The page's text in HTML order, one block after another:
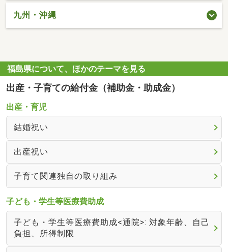
九州・沖縄
福島県について、ほかのテーマを見る
出産・子育ての給付金（補助金・助成金）
出産・育児
結婚祝い
出産祝い
子育て関連独自の取り組み
子ども・学生等医療費助成
子ども・学生等医療費助成<通院>: 対象年齢、自己
負担、所得制限